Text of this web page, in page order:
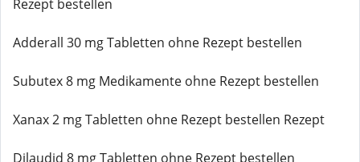
Rezept bestellen
Adderall 30 mg Tabletten ohne Rezept bestellen
Subutex 8 mg Medikamente ohne Rezept bestellen
Xanax 2 mg Tabletten ohne Rezept bestellen Rezept
Dilaudid 8 mg Tabletten ohne Rezept bestellen